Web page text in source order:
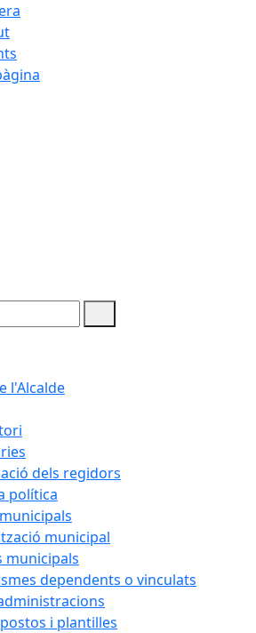
l'Alcalde
dels regidors
política
municipal
municipals
dependents o vinculats
i plantilles